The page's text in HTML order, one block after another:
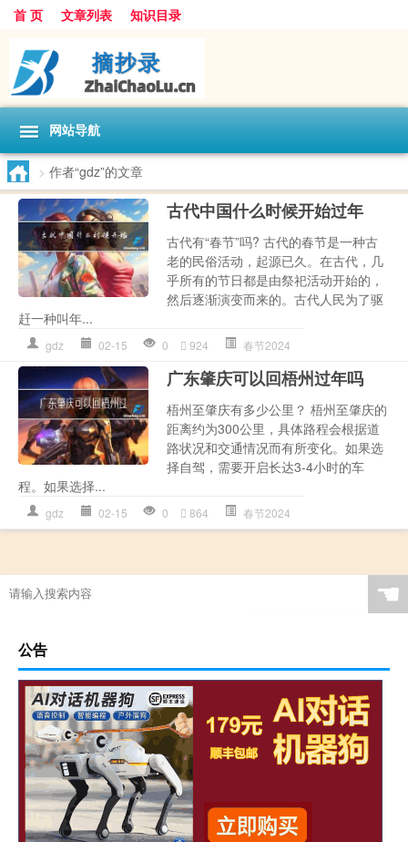
首 页 文章列表 知识目录
网站导航
> 作者“gdz”的文章
古代中国什么时候开始过年
古代有“春节”吗? 古代的春节是一种古
老的民俗活动，起源已久。在古代，几
乎所有的节日都是由祭祀活动开始的，
然后逐渐演变而来的。古代人民为了驱
赶一种叫年...
gdz 02-15 0 924 春节2024
广东肇庆可以回梧州过年吗
梧州至肇庆有多少公里？ 梧州至肇庆的
距离约为300公里，具体路程会根据道
路状况和交通情况而有所变化。如果选
择自驾，需要开启长达3-4小时的车
程。如果选择...
gdz 02-15 0 864 春节2024
☚
公告